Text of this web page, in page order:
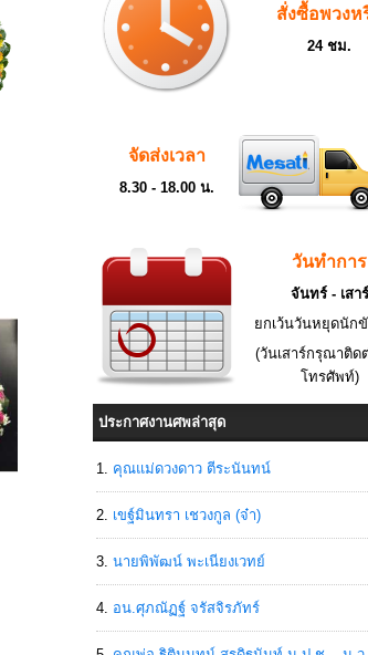
สั่งซื้อพวงห
24 ชม.
จัดส่งเวลา
8.30 - 18.00 น.
วันทำการ
จันทร์ - เสาร์
ยกเว้นวันหยุดนัก
(วันเสาร์กรุณาติด
โทรศัพท์)
ประกาศงานศพล่าสุด
คุณแม่ดวงดาว ตีระนันทน์
เขฐ์มินทรา เชวงกูล (จ๋า)
นายพิพัฒน์ พะเนียงเวทย์
อน.ศุภณัฏฐ์ จรัสจิรภัทร์